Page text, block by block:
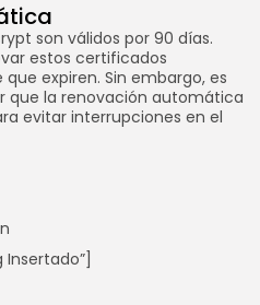
son válidos por 90 días.
estos certificados
expiren. Sin embargo, es
que la renovación automática
evitar interrupciones en el